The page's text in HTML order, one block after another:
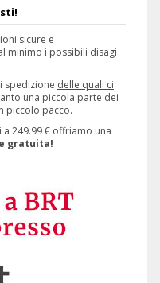
sicure e
minimo i possibili disagi
spedizione delle quali ci
una piccola parte dei
piccolo pacco.
249.99 € offriamo una
gratuita!